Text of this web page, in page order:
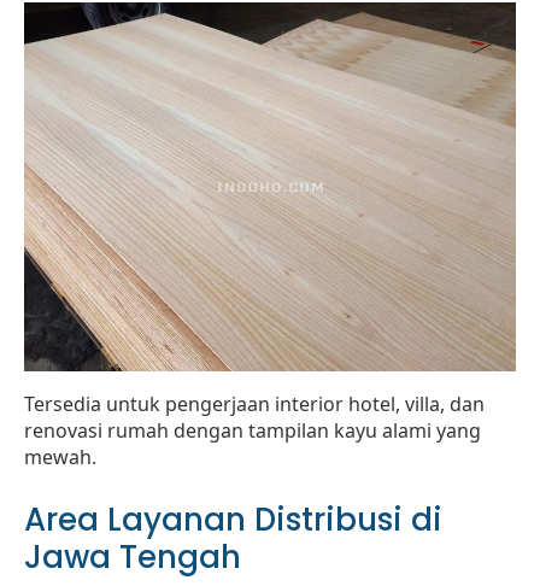
Tersedia untuk pengerjaan interior hotel, villa, dan
renovasi rumah dengan tampilan kayu alami yang
mewah.
Area Layanan Distribusi di
Jawa Tengah